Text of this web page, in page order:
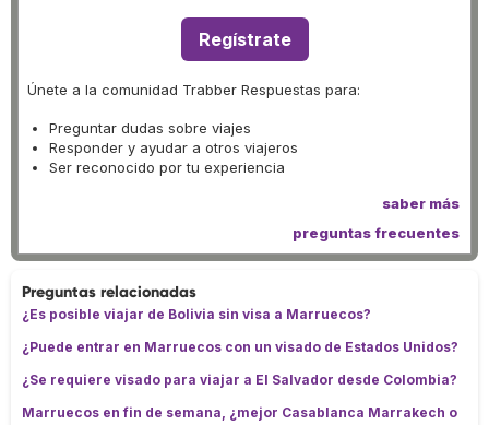
Regístrate
Únete a la comunidad Trabber Respuestas para:
Preguntar dudas sobre viajes
Responder y ayudar a otros viajeros
Ser reconocido por tu experiencia
saber más
preguntas frecuentes
Preguntas relacionadas
¿Es posible viajar de Bolivia sin visa a Marruecos?
¿Puede entrar en Marruecos con un visado de Estados Unidos?
¿Se requiere visado para viajar a El Salvador desde Colombia?
Marruecos en fin de semana, ¿mejor Casablanca Marrakech o